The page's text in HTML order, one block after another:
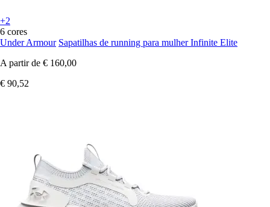
+2
6 cores
Under Armour Sapatilhas de running para mulher Infinite Elite
A partir de € 160,00
€ 90,52